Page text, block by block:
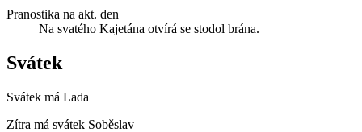
Pranostika na akt. den
Na svatého Kajetána otvírá se stodol brána.
Svátek
Svátek má Lada
Zítra má svátek Soběslav